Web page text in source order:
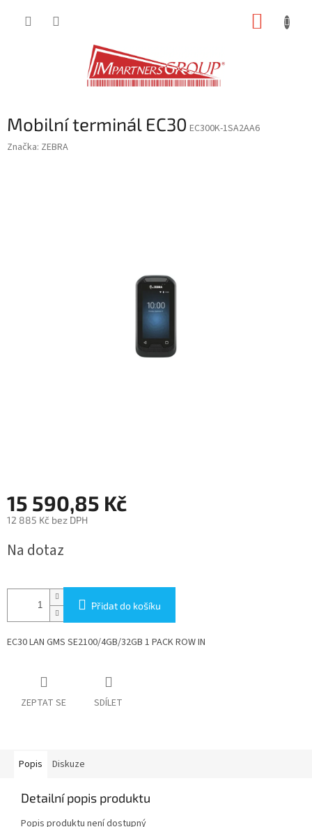
Mobilní terminál EC30 EC300K-1SA2AA6
Značka: ZEBRA
15 590,85 Kč
12 885 Kč bez DPH
cena:
Na dotaz
Přidat do košíku
EC30 LAN GMS SE2100/4GB/32GB 1 PACK ROW IN
ZEPTAT SE SDÍLET
Popis Diskuze
Detailní popis produktu
Popis produktu není dostupný